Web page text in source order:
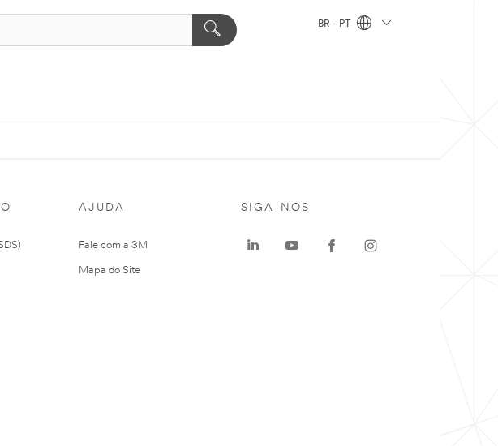
BR - PT
AJUDA
Fale com a 3M
Mapa do Site
SIGA-NOS